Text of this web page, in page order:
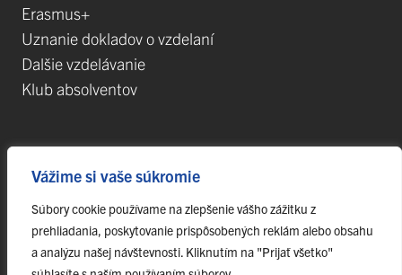
Vážime si vaše súkromie
Súbory cookie používame na zlepšenie vášho zážitku z
prehliadania, poskytovanie prispôsobených reklám alebo obsahu
a analýzu našej návštevnosti. Kliknutím na "Prijať všetko"
Erasmus+
Uznanie dokladov o vzdelaní
Dalšie vzdelávanie
Klub absolventov
Projekty
Špičkové tímy